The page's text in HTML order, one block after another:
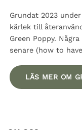
Grundat 2023
kärlek till
Green Poppy.
senare (how to
LÄS MER OM